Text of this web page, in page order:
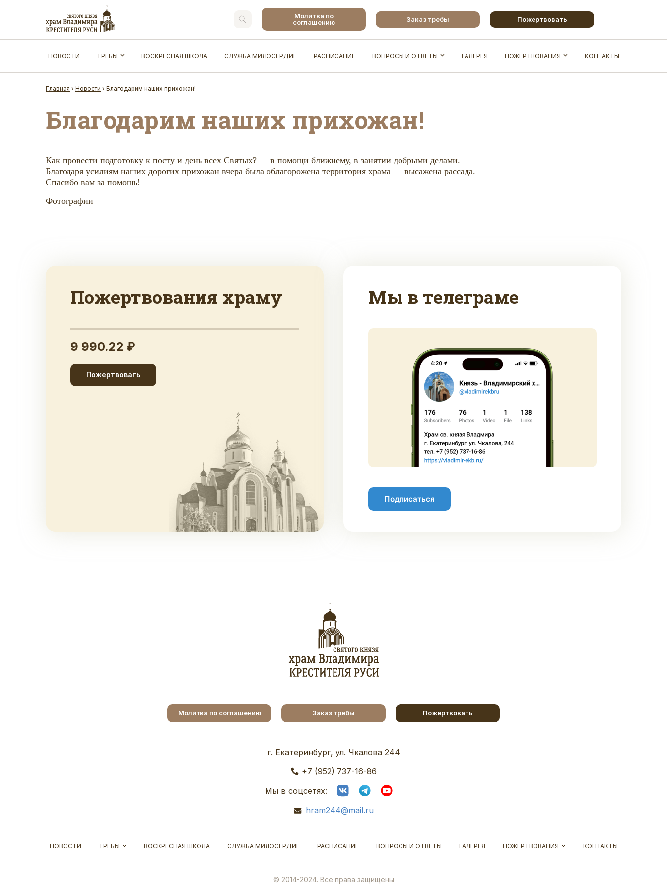
Молитва по
соглашению
Заказ требы Пожертвовать
НОВОСТИ ТРЕБЫ ВОСКРЕСНАЯ ШКОЛА СЛУЖБА МИЛОСЕРДИЕ РАСПИСАНИЕ ВОПРОСЫ И ОТВЕТЫ ГАЛЕРЕЯ ПОЖЕРТВОВАНИЯ КОНТАКТЫ
Главная › Новости › Благодарим наших прихожан!
Благодарим наших прихожан!
Как провести подготовку к посту и день всех Святых? — в помощи ближнему, в занятии добрыми делами.
Благодаря усилиям наших дорогих прихожан вчера была облагорожена территория храма — высажена рассада.
Спасибо вам за помощь!
Фотографии
Пожертвования храму
9 990.22 ₽
Пожертвовать
Мы в телеграме
Подписаться
Молитва по соглашению Заказ требы Пожертвовать
г. Екатеринбург, ул. Чкалова 244
+7 (952) 737-16-86
Мы в соцсетях:
hram244@mail.ru
НОВОСТИ ТРЕБЫ ВОСКРЕСНАЯ ШКОЛА СЛУЖБА МИЛОСЕРДИЕ РАСПИСАНИЕ ВОПРОСЫ И ОТВЕТЫ ГАЛЕРЕЯ ПОЖЕРТВОВАНИЯ КОНТАКТЫ
© 2014-2024. Все права защищены